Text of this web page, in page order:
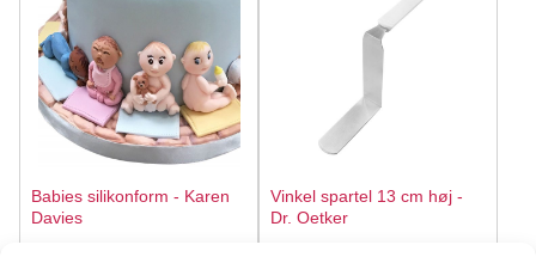
Babies silikonform - Karen
Davies
Vinkel spartel 13 cm høj -
Dr. Oetker